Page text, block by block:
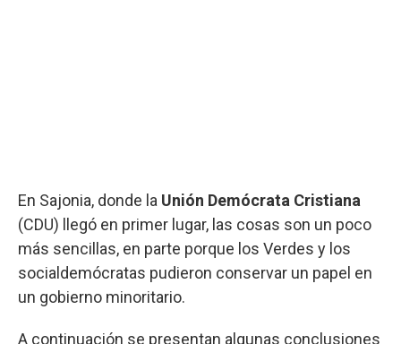
En Sajonia, donde la Unión Demócrata Cristiana
(CDU) llegó en primer lugar, las cosas son un poco
más sencillas, en parte porque los Verdes y los
socialdemócratas pudieron conservar un papel en
un gobierno minoritario.
A continuación se presentan algunas conclusiones